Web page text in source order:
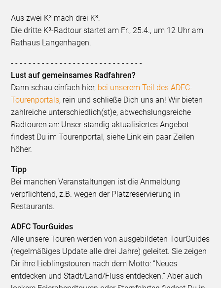
Aus zwei K³ mach drei K³:
Die dritte K³-Radtour startet am Fr., 25.4., um 12 Uhr am
Rathaus Langenhagen.
- - - - - - - - - - - - - - - - - - - - - - - - - - - - - -
Lust auf gemeinsames Radfahren?
Dann schau einfach hier, bei unserem Teil des ADFC-
Tourenportals, rein und schließe Dich uns an! Wir bieten
zahlreiche unterschiedlich(st)e, abwechslungsreiche
Radtouren an: Unser ständig aktualisiertes Angebot
findest Du im Tourenportal, siehe Link ein paar Zeilen
höher.
Tipp
Bei manchen Veranstaltungen ist die Anmeldung
verpflichtend, z.B. wegen der Platzreservierung in
Restaurants.
ADFC TourGuides
Alle unsere Touren werden von ausgebildeten TourGuides
(regelmäßiges Update alle drei Jahre) geleitet. Sie zeigen
Dir ihre Lieblingstouren nach dem Motto: “Neues
entdecken und Stadt/Land/Fluss entdecken.” Aber auch